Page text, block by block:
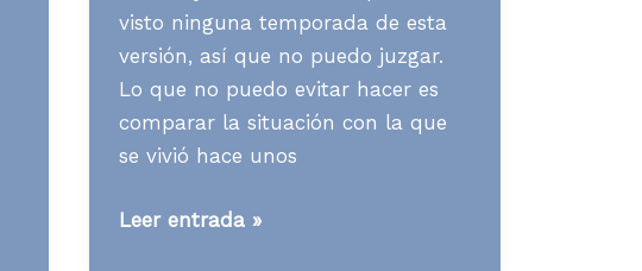
visto ninguna temporada de esta
versión, así que no puedo juzgar.
Lo que no puedo evitar hacer es
comparar la situación con la que
se vivió hace unos
Media
Leer entrada »